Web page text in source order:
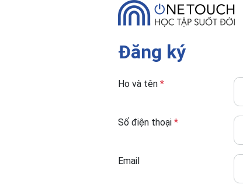
Đăng ký
Họ và tên *
Số điện thoại *
Email